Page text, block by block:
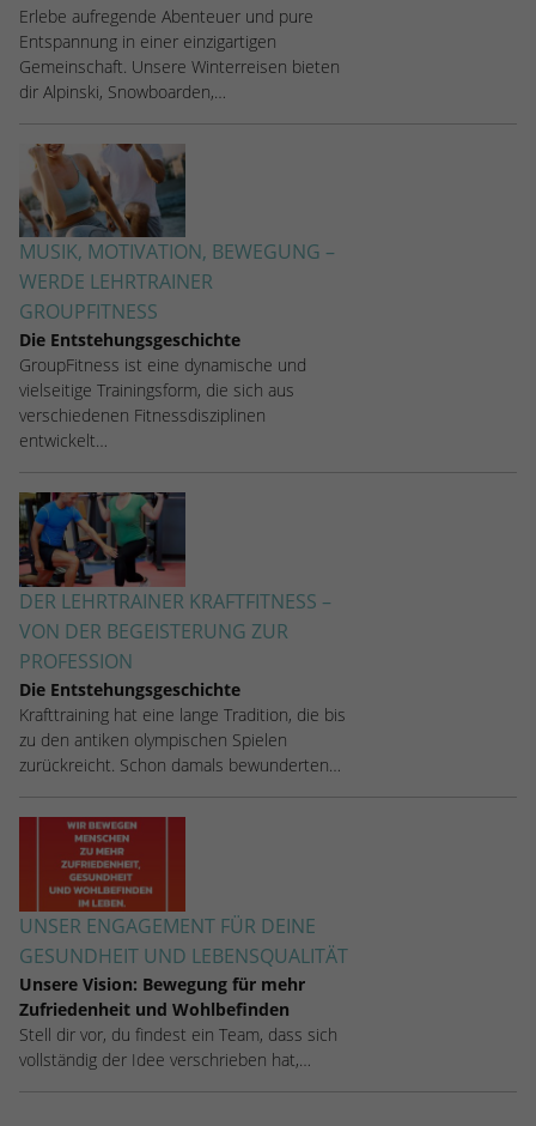
Erlebe aufregende Abenteuer und pure
Entspannung in einer einzigartigen
Gemeinschaft. Unsere Winterreisen bieten
dir Alpinski, Snowboarden,…
MUSIK, MOTIVATION, BEWEGUNG –
WERDE LEHRTRAINER
GROUPFITNESS
Die Entstehungsgeschichte
GroupFitness ist eine dynamische und
vielseitige Trainingsform, die sich aus
verschiedenen Fitnessdisziplinen
entwickelt…
DER LEHRTRAINER KRAFTFITNESS –
VON DER BEGEISTERUNG ZUR
PROFESSION
Die Entstehungsgeschichte
Krafttraining hat eine lange Tradition, die bis
zu den antiken olympischen Spielen
zurückreicht. Schon damals bewunderten…
UNSER ENGAGEMENT FÜR DEINE
GESUNDHEIT UND LEBENSQUALITÄT
Unsere Vision: Bewegung für mehr
Zufriedenheit und Wohlbefinden
Stell dir vor, du findest ein Team, dass sich
vollständig der Idee verschrieben hat,…
stammen, und die Seiten in anonymisierter
Form.
Anbieter Google Analytics
Laufzeit 1 Minute
Zweck
Dieser Cookie identifiziert die Besucher
nach Alter, Geschlecht oder Interessen
Google Tag Manager, um die gezielte
Anzeigenplatzierung zu vereinfachen.